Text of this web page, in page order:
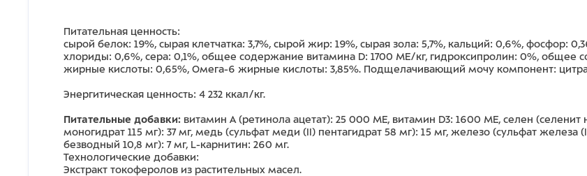
Питательная ценность:
сырой белок: 19%, сырая клетчатка: 3,7%, сырой жир: 19%, сырая зола: 5,7%, кальций: 0,6%, фосфор:
хлориды: 0,6%, сера: 0,1%, общее содержание витамина D: 1700 МЕ/кг, гидроксипролин: 0%, общее
жирные кислоты: 0,65%, Омега-6 жирные кислоты: 3,85%. Подщелачивающий мочу компонент:
Энергитическая ценность: 4 232 ккал/кг.
Питательные добавки: витамин А (ретинола ацетат): 25 000 МЕ, витамин D3: 1600 МЕ, селен (селенит
моногидрат 115 мг): 37 мг, медь (сульфат меди (II) пентагидрат 58 мг): 15 мг, железо (сульфат железа
безводный 10,8 мг): 7 мг, L-карнитин: 260 мг.
Технологические добавки:
Экстракт токоферолов из растительных масел.